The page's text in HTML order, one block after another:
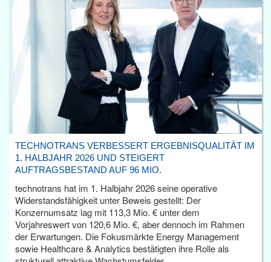
TECHNOTRANS VERBESSERT ERGEBNISQUALITÄT IM
1. HALBJAHR 2026 UND STEIGERT
AUFTRAGSBESTAND AUF 96 MIO.
technotrans hat im 1. Halbjahr 2026 seine operative
Widerstandsfähigkeit unter Beweis gestellt: Der
Konzernumsatz lag mit 113,3 Mio. € unter dem
Vorjahreswert von 120,6 Mio. €, aber dennoch im Rahmen
der Erwartungen. Die Fokusmärkte Energy Management
sowie Healthcare & Analytics bestätigten ihre Rolle als